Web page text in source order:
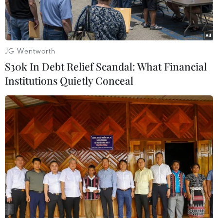
Biểu tượng Facebook và Meta. (Ảnh: AFP/TTXVN)
Ngày 19/12, Ủy ban châu Âu (EC) cáo buộc Meta,
công ty mẹ của Facebook, vi phạm các luật về
chống độc quyền của Liên minh châu Âu (EU)
khi lạm dụng vị thế độc quyền và cạnh tranh
không lành mạnh trên các chợ dành cho quảng
cáo trực tuyến.
JG Wentworth
$30k In Debt Relief Scandal: What Financial
Institutions Quietly Conceal